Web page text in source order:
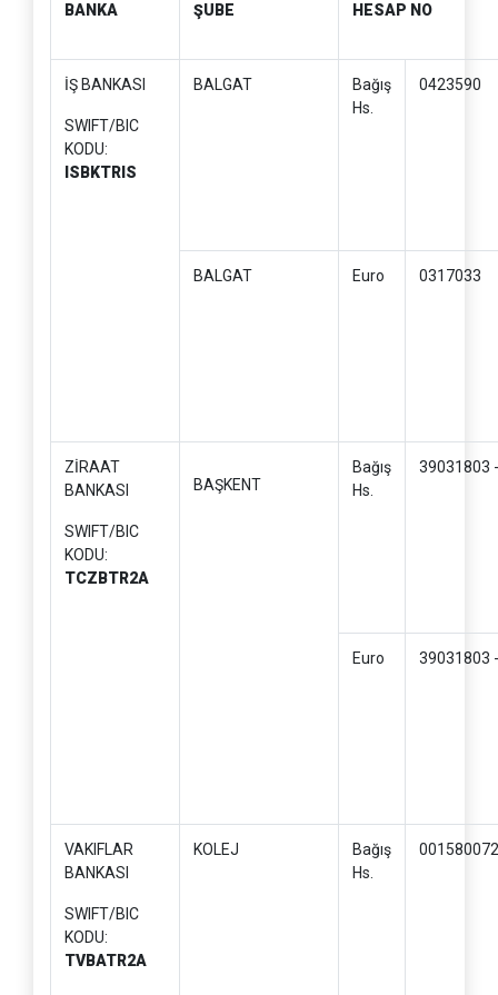
BANKA ŞUBE HESAP NO
İŞ BANKASI
SWIFT/BIC
KODU:
ISBKTRIS
BALGAT
Bağış
Hs.
0423590
BALGAT Euro 0317033
ZİRAAT
BANKASI
SWIFT/BIC
KODU:
TCZBTR2A
BAŞKENT
Bağış
Hs.
39031803
Euro 39031803
VAKIFLAR
BANKASI
SWIFT/BIC
KODU:
TVBATR2A
KOLEJ
Bağış
Hs.